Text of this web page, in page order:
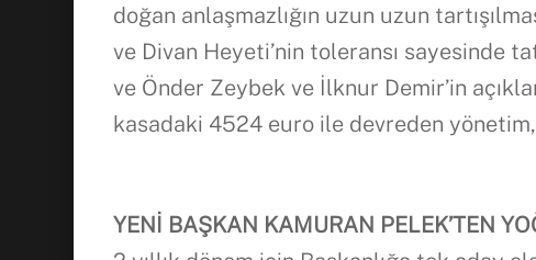
doğan anlaşmazlığın uzun uzun
ve Divan Heyeti’nin toleransı sayesinde
ve Önder Zeybek ve İlknur Demir’in
kasadaki 4524 euro ile devreden
YENİ BAŞKAN KAMURAN PELEK’TEN